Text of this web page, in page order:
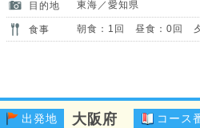
目的地 東海／愛知県
食事 朝食：1回 昼食：0回
出発地 大阪府 コース